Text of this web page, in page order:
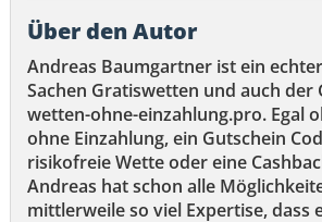
Über den Autor
Andreas Baumgartner ist ein
Sachen Gratiswetten und auch der
wetten-ohne-einzahlung.pro. Egal
ohne Einzahlung, ein Gutschein
risikofreie Wette oder eine
Andreas hat schon alle
mittlerweile so viel Expertise, dass